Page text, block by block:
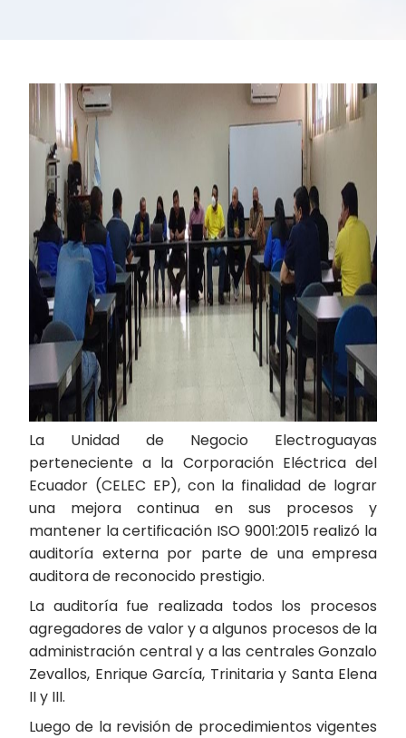
La Unidad de Negocio Electroguayas
perteneciente a la Corporación Eléctrica del
Ecuador (CELEC EP), con la finalidad de lograr
una mejora continua en sus procesos y
mantener la certificación ISO 9001:2015 realizó la
auditoría externa por parte de una empresa
auditora de reconocido prestigio.
La auditoría fue realizada todos los procesos
agregadores de valor y a algunos procesos de la
administración central y a las centrales Gonzalo
Zevallos, Enrique García, Trinitaria y Santa Elena
II y III.
Luego de la revisión de procedimientos vigentes